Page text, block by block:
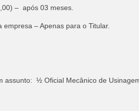
– após 03 meses.
– Apenas para o Titular.
assunto: ½ Oficial Mecânico de